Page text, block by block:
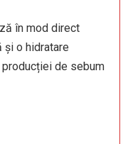
în mod direct
o hidratare
de sebum